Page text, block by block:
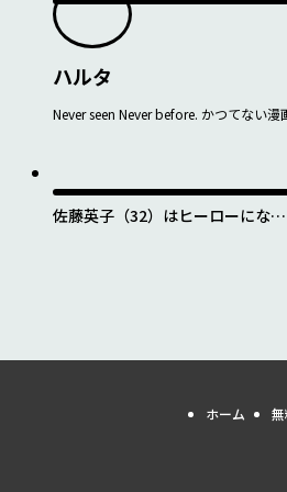
ハルタ
Never seen Never before. かつてない漫
佐藤英子（32）はヒーローになれ
ホーム